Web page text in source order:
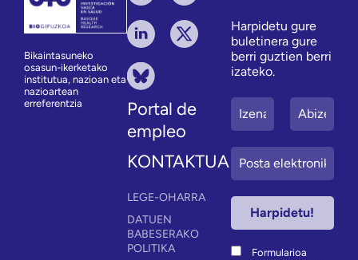
Bikaintasuneko
osasun-ikerketako
institutua, nazioan eta
nazioartean
erreferentzia
Portal de
empleo
KONTAKTUA
LEGE-OHARRA
DATUEN
BABESERAKO
POLITIKA
Harpidetu gure
buletinera gure
berri guztien berri
izateko.
Formularioa